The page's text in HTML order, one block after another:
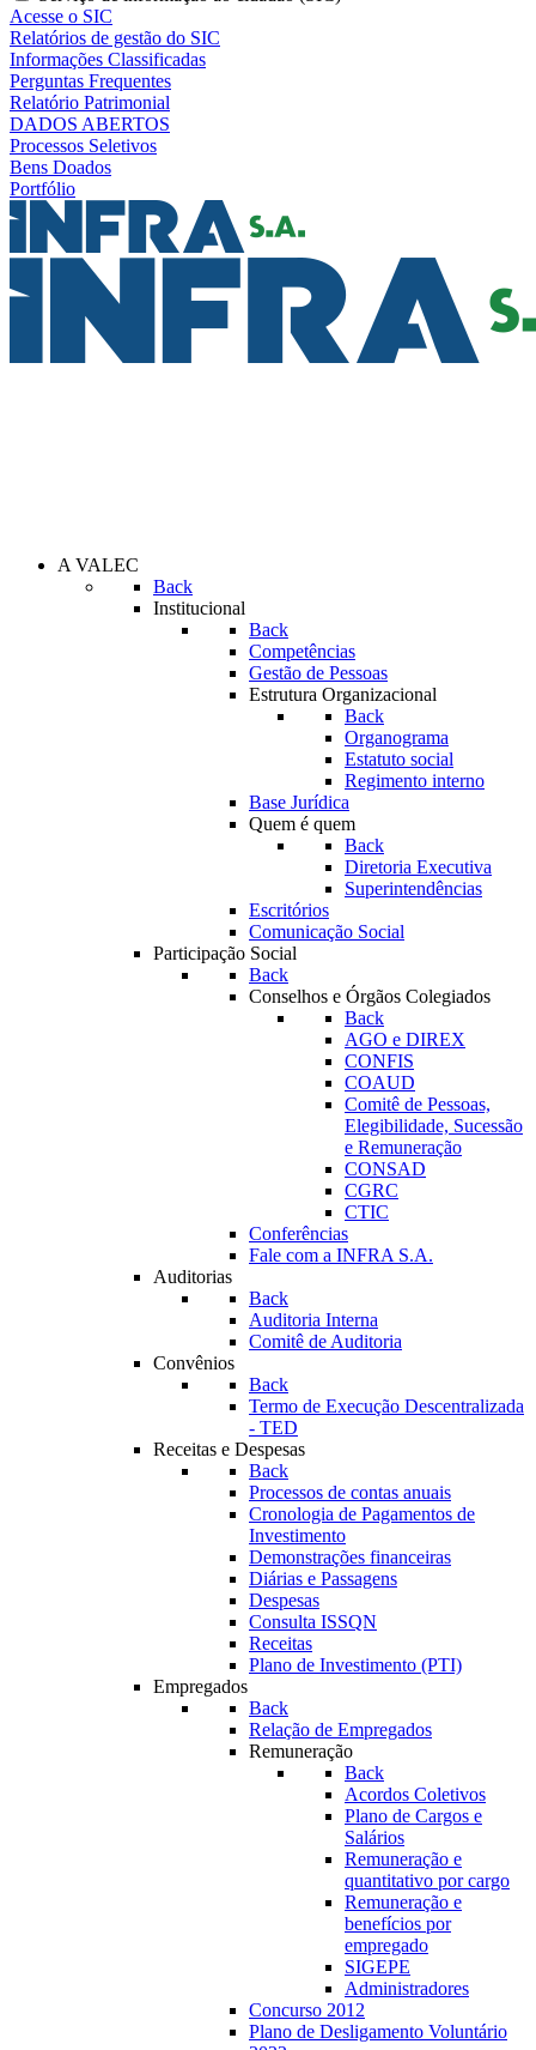
Acesse o SIC
Relatórios de gestão do SIC
Informações Classificadas
Perguntas Frequentes
Relatório Patrimonial
DADOS ABERTOS
Processos Seletivos
Bens Doados
Portfólio
A VALEC
Back
Institucional
Back
Competências
Gestão de Pessoas
Estrutura Organizacional
Back
Organograma
Estatuto social
Regimento interno
Base Jurídica
Quem é quem
Back
Diretoria Executiva
Superintendências
Escritórios
Comunicação Social
Participação Social
Back
Conselhos e Órgãos Colegiados
Back
AGO e DIREX
CONFIS
COAUD
Comitê de Pessoas,
Elegibilidade, Sucessão
e Remuneração
CONSAD
CGRC
CTIC
Conferências
Fale com a INFRA S.A.
Auditorias
Back
Auditoria Interna
Comitê de Auditoria
Convênios
Back
Termo de Execução Descentralizada
- TED
Receitas e Despesas
Back
Processos de contas anuais
Cronologia de Pagamentos de
Investimento
Demonstrações financeiras
Diárias e Passagens
Despesas
Consulta ISSQN
Receitas
Plano de Investimento (PTI)
Empregados
Back
Relação de Empregados
Remuneração
Back
Acordos Coletivos
Plano de Cargos e
Salários
Remuneração e
quantitativo por cargo
Remuneração e
benefícios por
empregado
SIGEPE
Administradores
Concurso 2012
Plano de Desligamento Voluntário